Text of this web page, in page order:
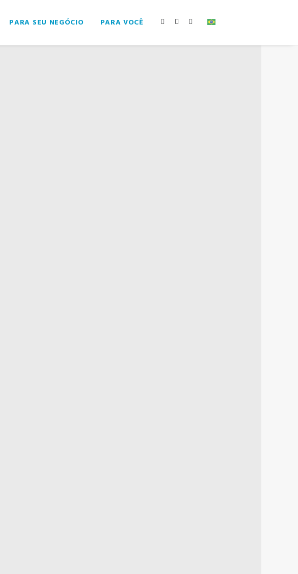
PARA SEU NEGÓCIO PARA VOCÊ